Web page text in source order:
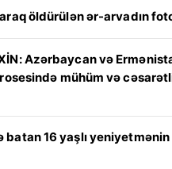
öldürülən ər-arvadın
mühüm və